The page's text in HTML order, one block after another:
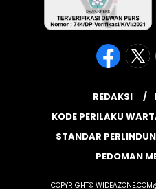
REDAKSI
KODE PERILAKU
STANDAR
PEDOMAN
COPYRIGHT©